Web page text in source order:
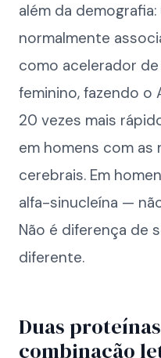
além da
normalmente
como acelerador
feminino, fazendo o
20 vezes mais
em homens com as
cerebrais. Em
alfa-sinucleína —
Não é diferença de
diferente.
Duas
combinação